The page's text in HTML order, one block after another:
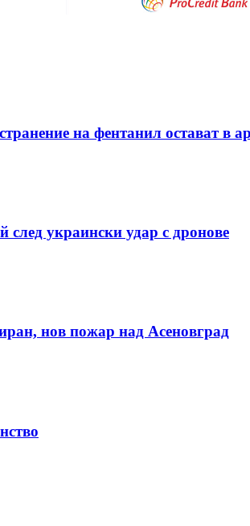
на фентанил остават в
украински удар с дронове
нов пожар над Асеновград